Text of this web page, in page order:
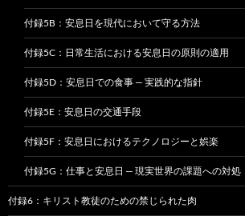
付録5B：安息日を現代において守る方法
付録5C：日常生活における安息日の原則の適用
付録5D：安息日での食事 — 実践的な指針
付録5E：安息日の交通手段
付録5F：安息日におけるテクノロジーと娯楽
付録5G：仕事と安息日 — 現実世界の課題への対処
付録6：キリスト教徒のための禁じられた肉